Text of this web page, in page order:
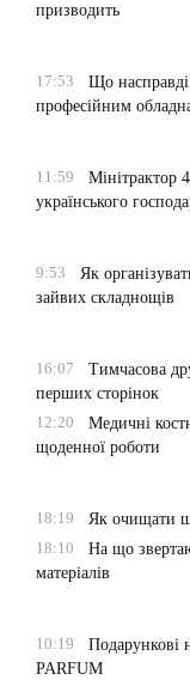
призводить
17:53
Що
професійним
11:59
Мінітрактор
українського
9:53
Як
зайвих складнощів
16:07
Тимчасова
перших сторінок
12:20
Медичні
щоденної роботи
18:19
Як очищати
18:10
На що
матеріалів
10:19
Подарункові
PARFUM